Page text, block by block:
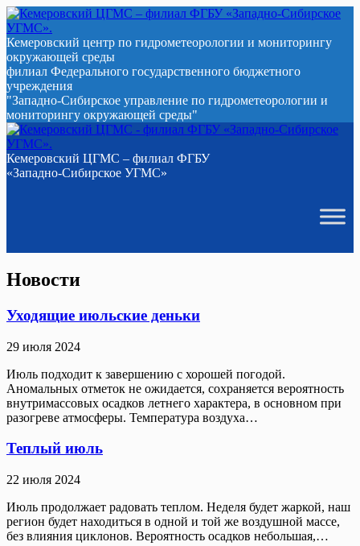
Кемеровский центр по гидрометеорологии и мониторингу
окружающей среды
филиал Федерального государственного бюджетного
учреждения
"Западно-Сибирское управление по гидрометеорологии и
мониторингу окружающей среды"
Кемеровский ЦГМС – филиал ФГБУ
«Западно-Сибирское УГМС»
Новости
Уходящие июльские деньки
29 июля 2024
Июль подходит к завершению с хорошей погодой.
Аномальных отметок не ожидается, сохраняется вероятность
внутримассовых осадков летнего характера, в основном при
разогреве атмосферы. Температура воздуха…
Теплый июль
22 июля 2024
Июль продолжает радовать теплом. Неделя будет жаркой, наш
регион будет находиться в одной и той же воздушной массе,
без влияния циклонов. Вероятность осадков небольшая,…